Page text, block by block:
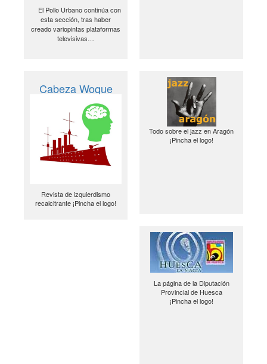
El Pollo Urbano continúa con
esta sección, tras haber
creado variopintas plataformas
televisivas…
Cabeza Woque
Revista de izquierdismo
recalcitrante ¡Pincha el logo!
Todo sobre el jazz en Aragón
¡Pincha el logo!
La página de la Diputación
Provincial de Huesca
¡Pincha el logo!